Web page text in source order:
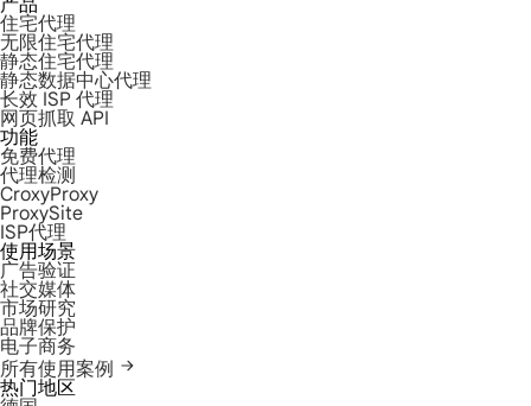
产品
住宅代理
无限住宅代理
静态住宅代理
静态数据中心代理
长效 ISP 代理
网页抓取 API
功能
免费代理
代理检测
CroxyProxy
ProxySite
ISP代理
使用场景
广告验证
社交媒体
市场研究
品牌保护
电子商务
所有使用案例
热门地区